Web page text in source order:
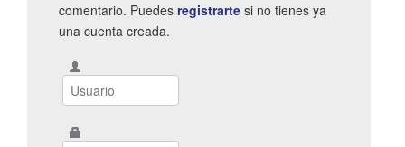
comentario. Puedes registrarte si no tienes ya
una cuenta creada.